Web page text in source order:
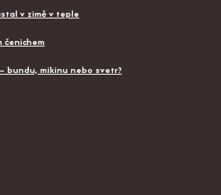
v zimě v teple
čenichem
bundu, mikinu nebo svetr?